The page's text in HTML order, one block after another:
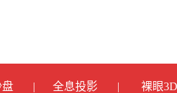
盘 全息投影 裸眼3D